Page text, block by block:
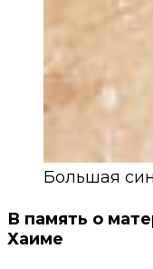
Большая
В память о
Хаиме